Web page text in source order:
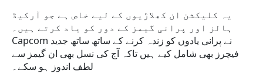
یہ کلیکشن ان کھلاڑیوں کے لیے خاص ہے جو آرکیڈ
ہالز اور پرانی گیمز کے دور کو یاد کرتے ہیں۔
Capcom نے پرانی یادوں کو زندہ کرنے کے ساتھ ساتھ جدید
فیچرز بھی شامل کیے ہیں تاکہ آج کی نسل بھی ان گیمز سے
لطف اندوز ہو سکے۔